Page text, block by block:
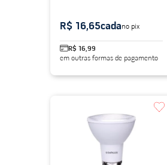
R$ 16,99
em outras formas de pagamento
R$ 16,65cadano pix